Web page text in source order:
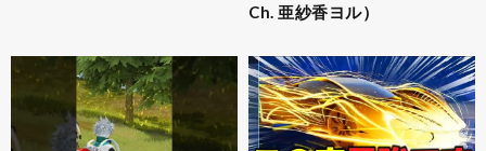
Ch. 亜紗香ヨル）